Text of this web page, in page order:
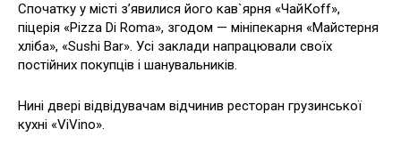
Спочатку у місті з’явилися його кав`ярня «ЧайКоff»,
піцерія «Pizza Di Roma», згодом — мініпекарня «Майстерня
хліба», «Sushi Bar». Усі заклади напрацювали своїх
постійних покупців і шанувальників.
Нині двері відвідувачам відчинив ресторан грузинської
кухні «ViVino».